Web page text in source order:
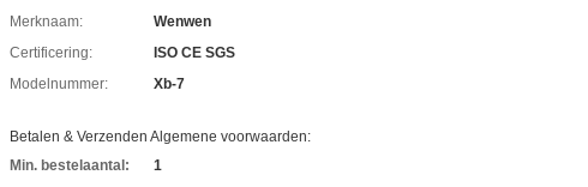
Merknaam:
Wenwen
Certificering:
ISO CE SGS
Modelnummer:
Xb-7
Betalen & Verzenden Algemene voorwaarden:
Min. bestelaantal:
1